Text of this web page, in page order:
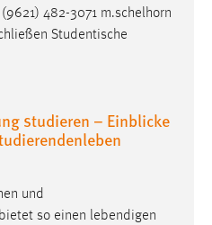
482-3071 m.schelhorn
Studentische
studieren – Einblicke
und
so einen lebendigen